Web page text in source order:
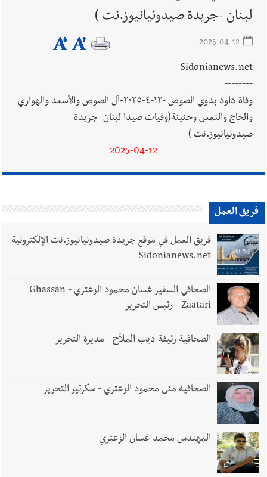
لبنان -جريدة صيدونيانيوز.نت )
2025-04-12
Sidonianews.net
--------
وفاة داود بدوي الصوص -١٢-٤-٢٠٢٥-آل الصوص والأسعد والهواري
والحاج والنمس وحنينة(وفيات صيدا لبنان -جريدة
صيدونيانيوز.نت )
2025-04-12
فريق العمل
فريق العمل في موقع جريدة صيدونيانيوز.نت الإلكترونية
Sidonianews.net
الصحافي السفير غسان محمود الزعتري - Ghassan
Zaatari - رئيس التحرير
الصحافية رئيفة ديب الملاّح - مديرة التحرير
الصحافية منى محمود الزعتري - سكرتير التحرير
المهندس محمد غسان الزعتري